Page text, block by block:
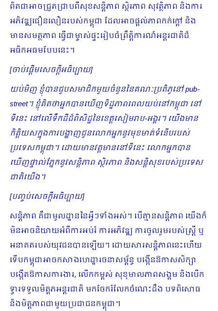
ពិតជាអាចជ្រួតជ្រាបពីសុខសន្តិភាព ស្ថិរភាព សុវត្ថិភាព និងការ
អភិវឌ្ឍជឿនលឿនរបស់កម្ពុជា ដែលអាចផ្តល់ភាពកក់ក្តៅ និង
មានសមត្ថភាព ធ្វើជាម្ចាស់ផ្ទះរៀបចំព្រឹត្តិការណ៍អន្តរជាតិដ៏
អធិកអធមបែបនេះ។
[ចាប់ផ្ដើមសេចក្ដីអធិប្បាយ]
យប់មិញ ខ្ញុំបានជួបសមាជិកមួយចំនួននៃគណៈប្រតិភូនៅpub-
street។ ខ្ញុំគិតថាអ្នកបានឃើញទិដ្ឋភាពពេលយប់នៅកម្ពុជា នៅ
ទីនេះ នៅលើទឹកដីដ៏ពិសិដ្ឋនៃខេត្តសៀមរាប-អង្គរ។ យើងមាន
កិត្តិយសក្នុងការបង្ហាញជូនលោកអ្នកនូវមុខមាត់ទំនើបរបស់
ប្រទេសកម្ពុជា។ ដោយមានវត្តមាននៅទីនេះ លោកអ្នកបាន
ឃើញផ្ទាល់ភ្នែកនូវសន្តិភាព ស្ថិរភាព និងសន្តិសុខរបស់ប្រទេស
ជាតិយើង។
[បញ្ចប់សេចក្ដីអធិប្បាយ]
សន្តិភាព គឺជាមូលដ្ឋាននៃអ្វីៗទាំងអស់។ បើគ្មានសន្តិភាព យើងក៏
មិនអាចនិយាយអំពីការអប់រំ ការអភិវឌ្ឍ ការចូលរួមរបស់ស្ត្រី ឬ
អនាគតរបស់យុវជនបានឡើយ។ ដោយសារសន្តិភាពនេះហើយ
ទើបកម្ពុជាអាចកសាងហេដ្ឋារចនាសម្ព័ន្ធ បង្កើនឱកាសសិក្សា
បង្កើតឱកាសការងារ, លើកកម្ពស់ សុខុមាលភាពសង្គម និងបើក
ទ្វារទទួលមិត្តភអន្តរជាតិ មកចែករំលែកចំណេះដឹង បទពិសោធ
និងមិត្តភាពជាមួយប្រជាជនកម្ពុជា។